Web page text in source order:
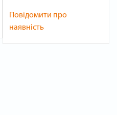
Повідомити про
наявність